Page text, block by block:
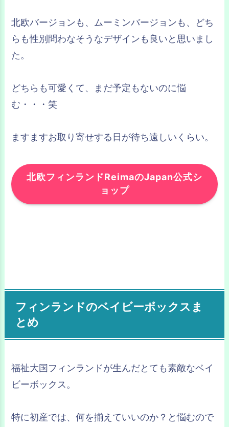
北欧バージョンも、ムーミンバージョンも、どち
らも性別問わなそうなデザインも良いと思いまし
た。
どちらも可愛くて、まだ予定もないのに悩
む・・・笑
ますますお取り寄せする日が待ち遠しいくらい。
北欧フィンランドReimaのJapan公式シ
ョップ
フィンランドのベイビーボックスま
とめ
福祉大国フィンランドが生んだとても素敵なベイ
ビーボックス。
特に初産では、何を揃えていいのか？と悩むので